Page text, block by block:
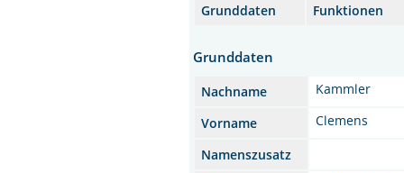
Grunddaten Funktionen
Grunddaten
Nachname
Kammler
Vorname
Clemens
Namenszusatz